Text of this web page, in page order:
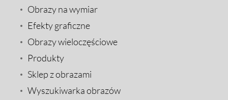
Obrazy na wymiar
Efekty graficzne
Obrazy wieloczęściowe
Produkty
Sklep z obrazami
Wyszukiwarka obrazów